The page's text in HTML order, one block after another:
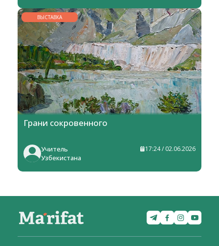
ВЫСТАВКА
Грани сокровенного
Учитель
Узбекистана
17:24 / 02.06.2026